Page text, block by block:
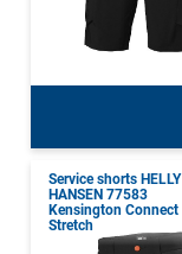
Service shorts HELLY
HANSEN 77583
Kensington Connect
Stretch